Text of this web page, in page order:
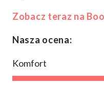
Zobacz teraz na
Nasza ocena:
Komfort